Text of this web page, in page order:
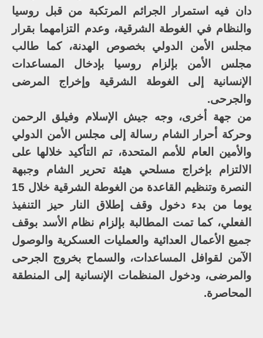
دان فيه استمرار الجرائم المرتكبة من قبل روسيا
والنظام في الغوطة الشرقية، وعدم التزامهما بقرار
مجلس الأمن الدولي بخصوص الهدنة، كما طالب
مجلس الأمن بإلزام روسيا بإدخال المساعدات
الإنسانية إلى الغوطة الشرقية وإخراج المرضى
والجرحى.
من جهة أخرى، وجه جيش الإسلام وفيلق الرحمن
وحركة أحرار الشام رسالة إلى مجلس الأمن الدولي
والأمين العام للأمم المتحدة، تم التأكيد خلالها على
الالتزام بإخراج مسلحي هيئة تحرير الشام وجبهة
النصرة وتنظيم القاعدة من الغوطة الشرقية خلال 15
يوما من بدء دخول وقف إطلاق النار حيز التنفيذ
الفعلي، كما تمت المطالبة بإلزام نظام الأسد بوقف
جميع الأعمال العدائية والعمليات العسكرية والوصول
الآمن لقوافل المساعدات، والسماح بخروج الجرحى
والمرضى، ودخول المنظمات الإنسانية إلى المنطقة
المحاصرة.